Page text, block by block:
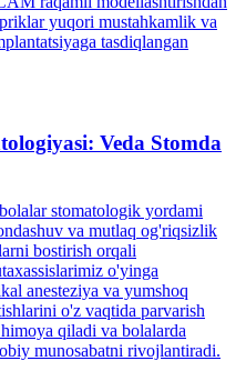
yuqori mustahkamlik va
tasdiqlangan
Veda Stomda
stomatologik yordami
va mutlaq og'riqsizlik
bostirish orqali
o'yinga
anesteziya va yumshoq
o'z vaqtida parvarish
qiladi va bolalarda
munosabatni rivojlantiradi.